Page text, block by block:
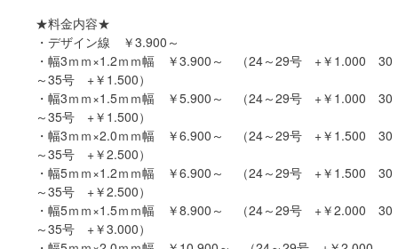
★料金内容★
・デザイン線 ￥3.900～
・幅3ｍｍ×1.2ｍｍ幅 ￥3.900～ （24～29号 +￥1.000 30
～35号 +￥1.500）
・幅3ｍｍ×1.5ｍｍ幅 ￥5.900～ （24～29号 +￥1.000 30
～35号 +￥1.500）
・幅3ｍｍ×2.0ｍｍ幅 ￥6.900～ （24～29号 +￥1.500 30
～35号 +￥2.500）
・幅5ｍｍ×1.2ｍｍ幅 ￥6.900～ （24～29号 +￥1.500 30
～35号 +￥2.500）
・幅5ｍｍ×1.5ｍｍ幅 ￥8.900～ （24～29号 +￥2.000 30
～35号 +￥3.000）